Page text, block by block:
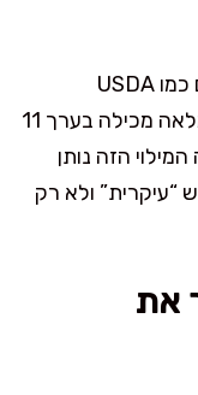
נתון שימושי: לפי מסדי נתונים תזונתיים כמו USDA
FoodData Central, גבינת ריקוטה מלאה מכילה בערך 11
למה המילוי הזה נותן
“עיקרית” ולא רק
את